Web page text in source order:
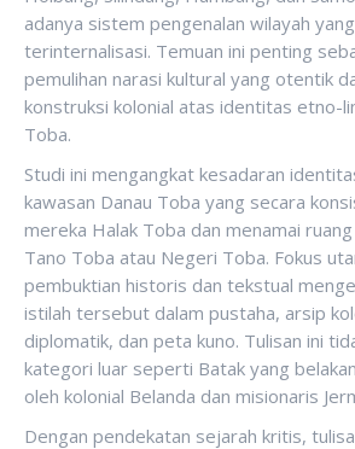
adanya sistem pengenalan wilayah
terinternalisasi. Temuan ini penting
pemulihan narasi kultural yang otentik
konstruksi kolonial atas identitas etno-
Toba.
Studi ini mengangkat kesadaran
kawasan Danau Toba yang secara
mereka Halak Toba dan menamai
Tano Toba atau Negeri Toba. Fokus
pembuktian historis dan tekstual
istilah tersebut dalam pustaha, arsip
diplomatik, dan peta kuno. Tulisan ini
kategori luar seperti Batak yang
oleh kolonial Belanda dan misionaris
Dengan pendekatan sejarah kritis,